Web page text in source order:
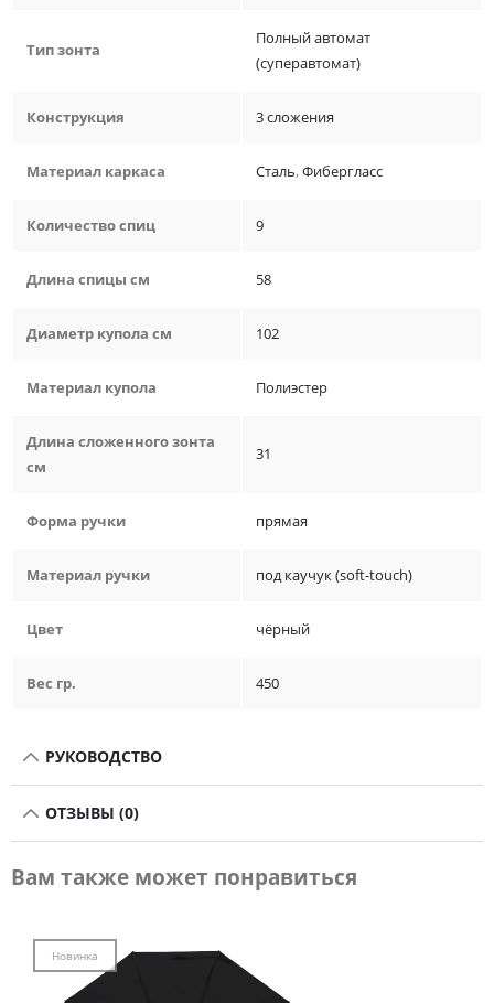
Тип зонта
Полный автомат
(суперавтомат)
Конструкция 3 сложения
Материал каркаса Сталь,Фибергласс
Количество спиц 9
Длина спицы см 58
Диаметр купола см 102
Материал купола Полиэстер
Длина сложенного зонта
см
31
Форма ручки прямая
Материал ручки под каучук (soft-touch)
Цвет чёрный
Вес гр. 450
РУКОВОДСТВО
ОТЗЫВЫ (0)
Вам также может понравиться
Новинка